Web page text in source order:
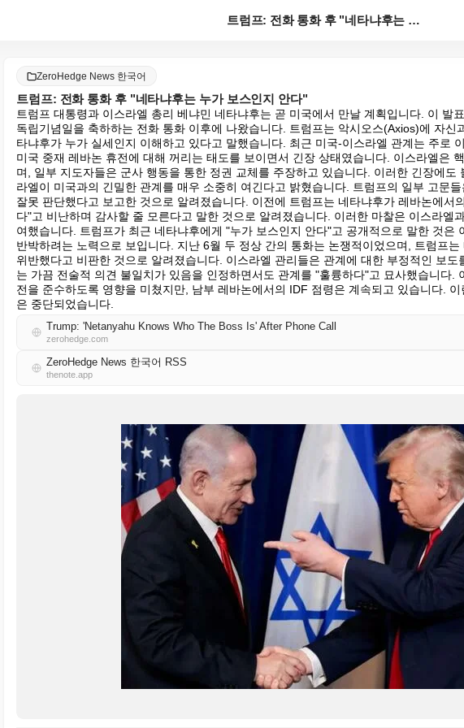
트럼프: 전화 통화 후 "네타냐후는 누가 보스인지 안다...
ZeroHedge News 한국어
트럼프: 전화 통화 후 "네타냐후는 누가 보스인지 안다"
트럼프 대통령과 이스라엘 총리 베냐민 네타냐후는 곧 미국에서 만날 계획입니다. 이 발
독립기념일을 축하하는 전화 통화 이후에 나왔습니다. 트럼프는 악시오스(Axios)에 자신
타냐후가 누가 실세인지 이해하고 있다고 말했습니다. 최근 미국-이스라엘 관계는 주로
미국 중재 레바논 휴전에 대해 꺼리는 태도를 보이면서 긴장 상태였습니다. 이스라엘은
며, 일부 지도자들은 군사 행동을 통한 정권 교체를 주장하고 있습니다. 이러한 긴장에도
라엘이 미국과의 긴밀한 관계를 매우 소중히 여긴다고 밝혔습니다. 트럼프의 일부 고문
잘못 판단했다고 보고한 것으로 알려졌습니다. 이전에 트럼프는 네타냐후가 레바논에서
다"고 비난하며 감사할 줄 모른다고 말한 것으로 알려졌습니다. 이러한 마찰은 이스라엘
여했습니다. 트럼프가 최근 네타냐후에게 "누가 보스인지 안다"고 공개적으로 말한 것은
반박하려는 노력으로 보입니다. 지난 6월 두 정상 간의 통화는 논쟁적이었으며, 트럼프
위반했다고 비판한 것으로 알려졌습니다. 이스라엘 관리들은 관계에 대한 부정적인 보
는 가끔 전술적 의견 불일치가 있음을 인정하면서도 관계를 "훌륭하다"고 묘사했습니다.
전을 준수하도록 영향을 미쳤지만, 남부 레바논에서의 IDF 점령은 계속되고 있습니다.
은 중단되었습니다.
Trump: 'Netanyahu Knows Who The Boss Is' After Phone Call
zerohedge.com
ZeroHedge News 한국어 RSS
thenote.app